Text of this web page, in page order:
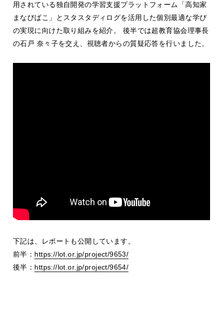
用されている独自開発の学習支援プラットフォーム「高知家
まなびばこ」とスタスタディログを活用した個別最適な学び
の実現に向けた取り組みを紹介。 後半では超教育協会理事長
の石戸 奈々子を交え、視聴者からの質疑応答を行いました。
下記は、レポートも公開しています。
前半： https://lot.or.jp/project/9653/
後半： https://lot.or.jp/project/9654/